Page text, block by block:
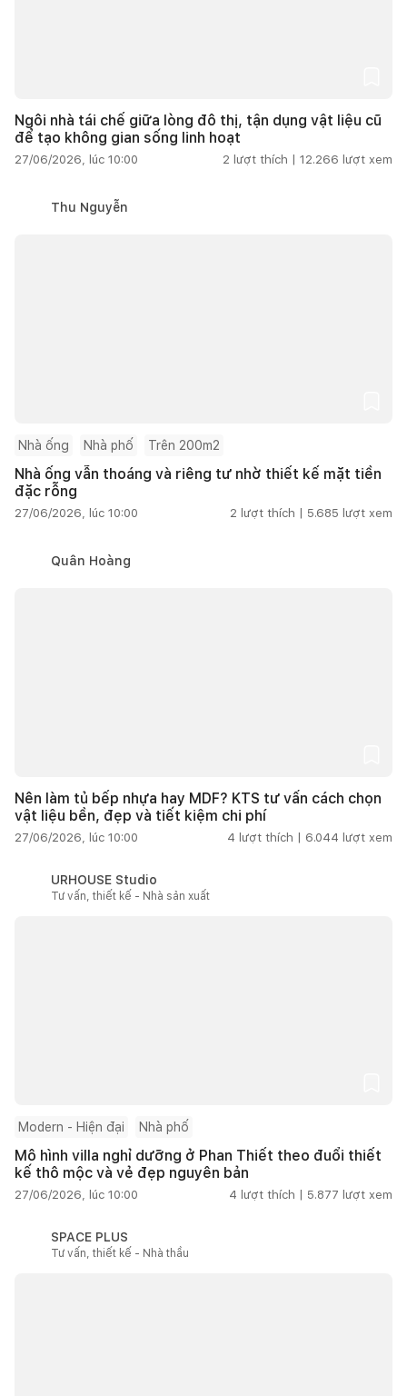
Ngôi nhà tái chế giữa lòng đô thị, tận dụng vật liệu cũ
để tạo không gian sống linh hoạt
27/06/2026, lúc 10:00 2 lượt thích | 12.266 lượt xem
Thu Nguyễn
Nhà ống Nhà phố Trên 200m2
Nhà ống vẫn thoáng và riêng tư nhờ thiết kế mặt tiền
đặc rỗng
27/06/2026, lúc 10:00 2 lượt thích | 5.685 lượt xem
Quân Hoàng
Nên làm tủ bếp nhựa hay MDF? KTS tư vấn cách chọn
vật liệu bền, đẹp và tiết kiệm chi phí
27/06/2026, lúc 10:00 4 lượt thích | 6.044 lượt xem
URHOUSE Studio
Tư vấn, thiết kế - Nhà sản xuất
Modern - Hiện đại Nhà phố
Mô hình villa nghỉ dưỡng ở Phan Thiết theo đuổi thiết
kế thô mộc và vẻ đẹp nguyên bản
27/06/2026, lúc 10:00 4 lượt thích | 5.877 lượt xem
SPACE PLUS
Tư vấn, thiết kế - Nhà thầu